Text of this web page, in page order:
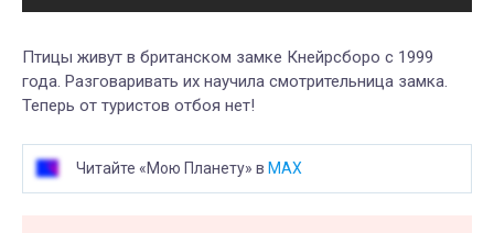
Птицы живут в британском замке Кнейрсборо с 1999
года. Разговаривать их научила смотрительница замка.
Теперь от туристов отбоя нет!
Читайте «Мою Планету» в MAX